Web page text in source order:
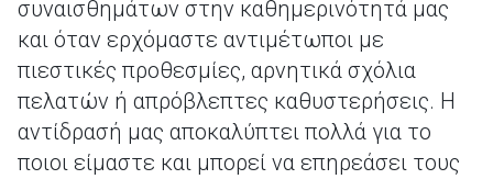
συναισθημάτων στην καθημερινότητά μας
και όταν ερχόμαστε αντιμέτωποι με
πιεστικές προθεσμίες, αρνητικά σχόλια
πελατών ή απρόβλεπτες καθυστερήσεις. Η
αντίδρασή μας αποκαλύπτει πολλά για το
ποιοι είμαστε και μπορεί να επηρεάσει τους